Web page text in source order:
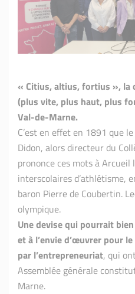
« Citius, altius, fortius », la
(plus vite, plus haut, plus
Val-de-Marne.
C’est en effet en 1891 que
Didon, alors directeur du
prononce ces mots à
interscolaires d’athlétisme,
baron Pierre de Coubertin.
olympique.
Une devise qui pourrait
et à l’envie d’œuvrer pour
par l’entrepreneuriat, qui
Assemblée générale
Marne.